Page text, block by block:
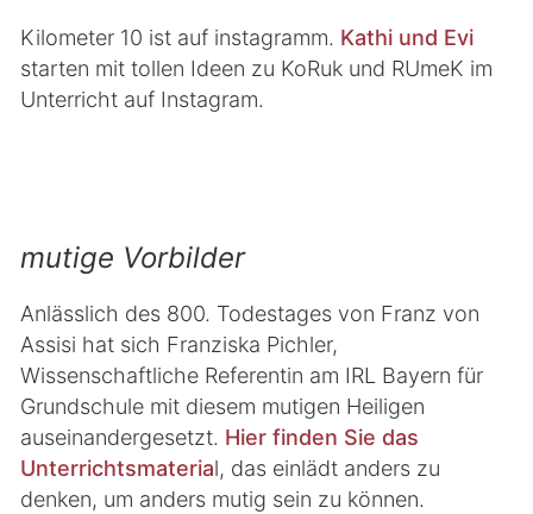
Kilometer 10 ist auf instagramm. Kathi und Evi
starten mit tollen Ideen zu KoRuk und RUmeK im
Unterricht auf Instagram.
mutige Vorbilder
Anlässlich des 800. Todestages von Franz von
Assisi hat sich Franziska Pichler,
Wissenschaftliche Referentin am IRL Bayern für
Grundschule mit diesem mutigen Heiligen
auseinandergesetzt. Hier finden Sie das
Unterrichtsmaterial, das einlädt anders zu
denken, um anders mutig sein zu können.